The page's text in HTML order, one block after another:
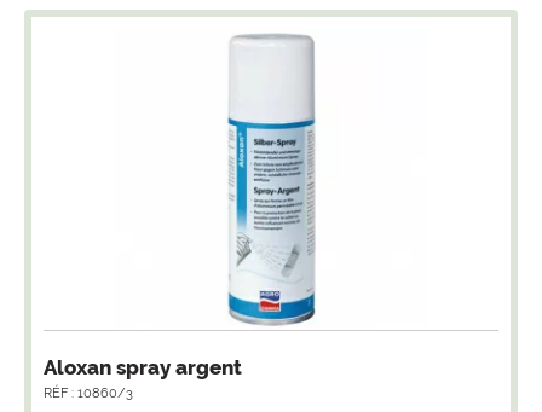
Aloxan spray argent
RÉF : 10860/3